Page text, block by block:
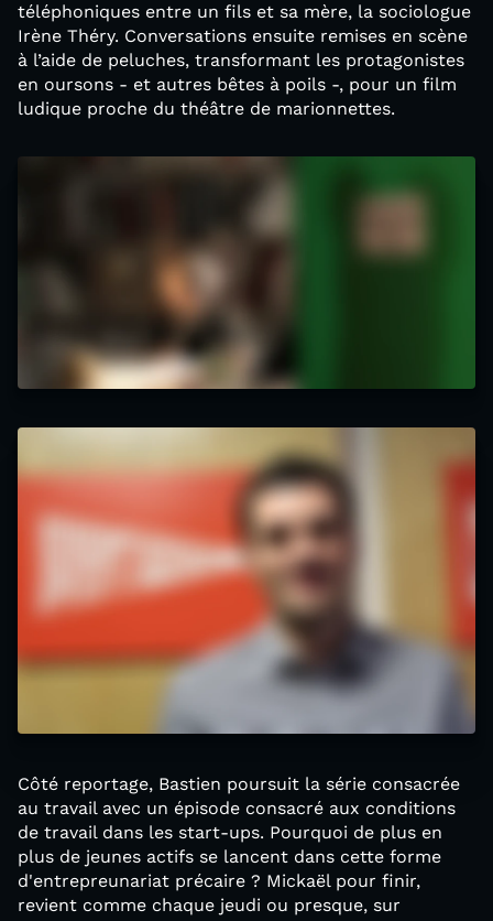
téléphoniques entre un fils et sa mère, la sociologue
Irène Théry. Conversations ensuite remises en scène
à l’aide de peluches, transformant les protagonistes
en oursons - et autres bêtes à poils -, pour un film
ludique proche du théâtre de marionnettes.
Côté reportage, Bastien poursuit la série consacrée
au travail avec un épisode consacré aux conditions
de travail dans les start-ups. Pourquoi de plus en
plus de jeunes actifs se lancent dans cette forme
d'entrepreunariat précaire ? Mickaël pour finir,
revient comme chaque jeudi ou presque, sur